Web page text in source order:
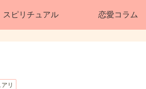
スピリチュアル 恋愛コラム
リ